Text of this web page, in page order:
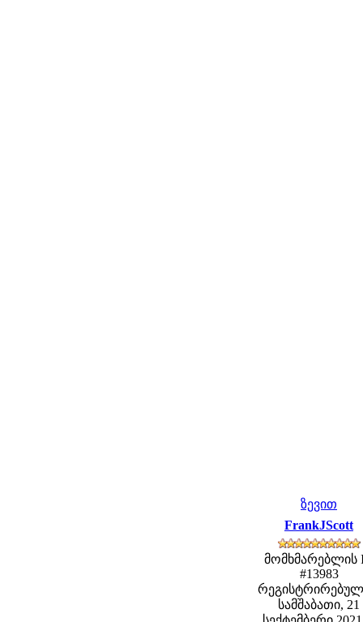
ზევით
FrankJScott
მომხმარებლის
#13983
სამშაბათი, 21